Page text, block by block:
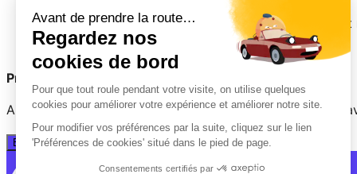
La classe, le confort le luxe et la sportivité le tout
Prêt(e) à partager votre expérience ?
Aidez les autres conducteurs à faire le bon choix. Votre
Évaluer mon véhicule en 2 minutes